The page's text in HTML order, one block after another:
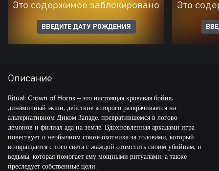
Это содержимое заблокировано
ВВЕДИТЕ ДАТУ РОЖДЕНИЯ
Это
Описание
Ritual: Crown of Horns – это настоящая кровавая бойня,
динамичный экшн, действие которого разврачивается на
альтернативном Диком Западе, превратившемся в логово
демонов и филиал ада на земле. Вдохновленная аркадами игра
повествует о необычном союзе охотника за головами, который
возвращается с того света с жаждой отомстить своим убийцам, и
ведьмы, которая помогает ему мощными ритуалами, а также
преследует собственные цели.